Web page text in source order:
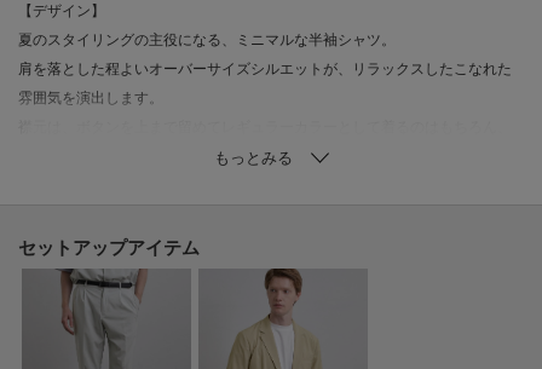
【デザイン】
夏のスタイリングの主役になる、ミニマルな半袖シャツ。
肩を落とした程よいオーバーサイズシルエットが、リラックスしたこなれた
雰囲気を演出します。
第一ボタンを外してオープンカラー（開襟）のように着こなすこともできる
同素材のパンツと合わせた、カジュアルなセットアップスタイルもおすすめ
です。
【推奨サイズ】
01サイズ（S）：160～170cm
セットアップアイテム